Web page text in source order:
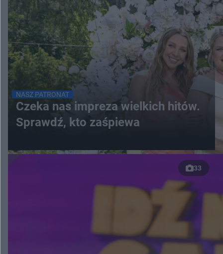
NASZ PATRONAT
Czeka nas impreza wielkich hitów.
Sprawdź, kto zaśpiewa
33